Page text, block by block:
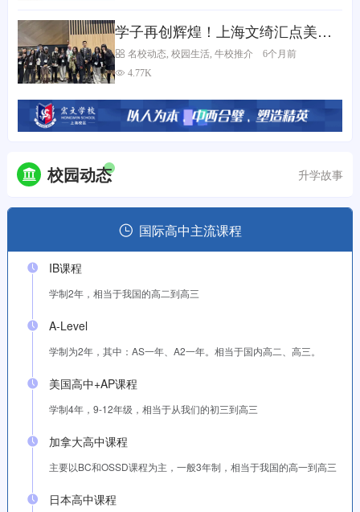
学子再创辉煌！上海文绮汇点美高i
GEM战队巴黎斩获全球银奖
名校动态 ,校园生活 ,牛校推介
6个月前
4.77K
校园动态 升学故事
国际高中主流课程
IB课程
学制2年，相当于我国的高二到高三
A-Level
学制为2年，其中：AS一年、A2一年。相当于国内高二、高三。
美国高中+AP课程
学制4年，9-12年级，相当于从我们的初三到高三
加拿大高中课程
主要以BC和OSSD课程为主，一般3年制，相当于我国的高一到高三
日本高中课程